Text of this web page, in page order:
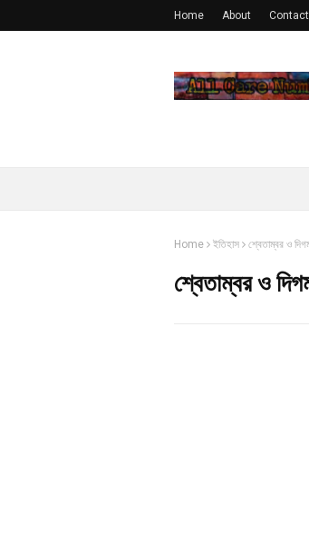
Home About Contact
Home ইতিহাস শ্বেতাম্বর ও
শ্বেতাম্বর ও